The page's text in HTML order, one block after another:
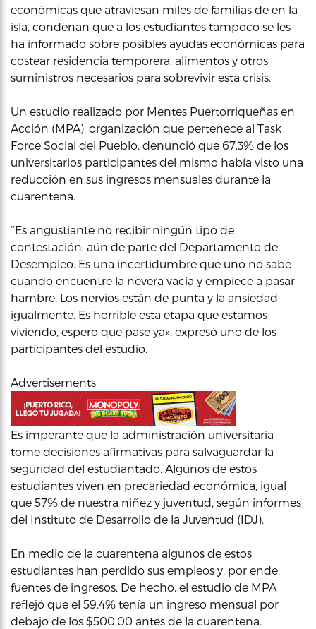
económicas que atraviesan miles de familias de en la
isla, condenan que a los estudiantes tampoco se les
ha informado sobre posibles ayudas económicas para
costear residencia temporera, alimentos y otros
suministros necesarios para sobrevivir esta crisis.
Un estudio realizado por Mentes Puertorriqueñas en
Acción (MPA), organización que pertenece al Task
Force Social del Pueblo, denunció que 67.3% de los
universitarios participantes del mismo había visto una
reducción en sus ingresos mensuales durante la
cuarentena.
‘’Es angustiante no recibir ningún tipo de
contestación, aún de parte del Departamento de
Desempleo. Es una incertidumbre que uno no sabe
cuando encuentre la nevera vacía y empiece a pasar
hambre. Los nervios están de punta y la ansiedad
igualmente. Es horrible esta etapa que estamos
viviendo, espero que pase ya», expresó uno de los
participantes del estudio.
Advertisements
Es imperante que la administración universitaria
tome decisiones afirmativas para salvaguardar la
seguridad del estudiantado. Algunos de estos
estudiantes viven en precariedad económica, igual
que 57% de nuestra niñez y juventud, según informes
del Instituto de Desarrollo de la Juventud (IDJ).
En medio de la cuarentena algunos de estos
estudiantes han perdido sus empleos y, por ende,
fuentes de ingresos. De hecho, el estudio de MPA
reflejó que el 59.4% tenía un ingreso mensual por
debajo de los $500.00 antes de la cuarentena.